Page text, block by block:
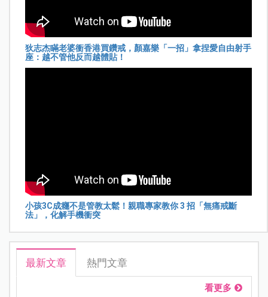
狄志杰瞞老婆衝香港買鑽戒，顏嘉樂「一招」拿捏愛自由射手
座：越不管他反而越體貼！
小孩3C成癮不是管教太鬆！親職專家教你 3 招「無痛戒斷
法」，化解手機衝突
最新文章 熱門文章
看更多